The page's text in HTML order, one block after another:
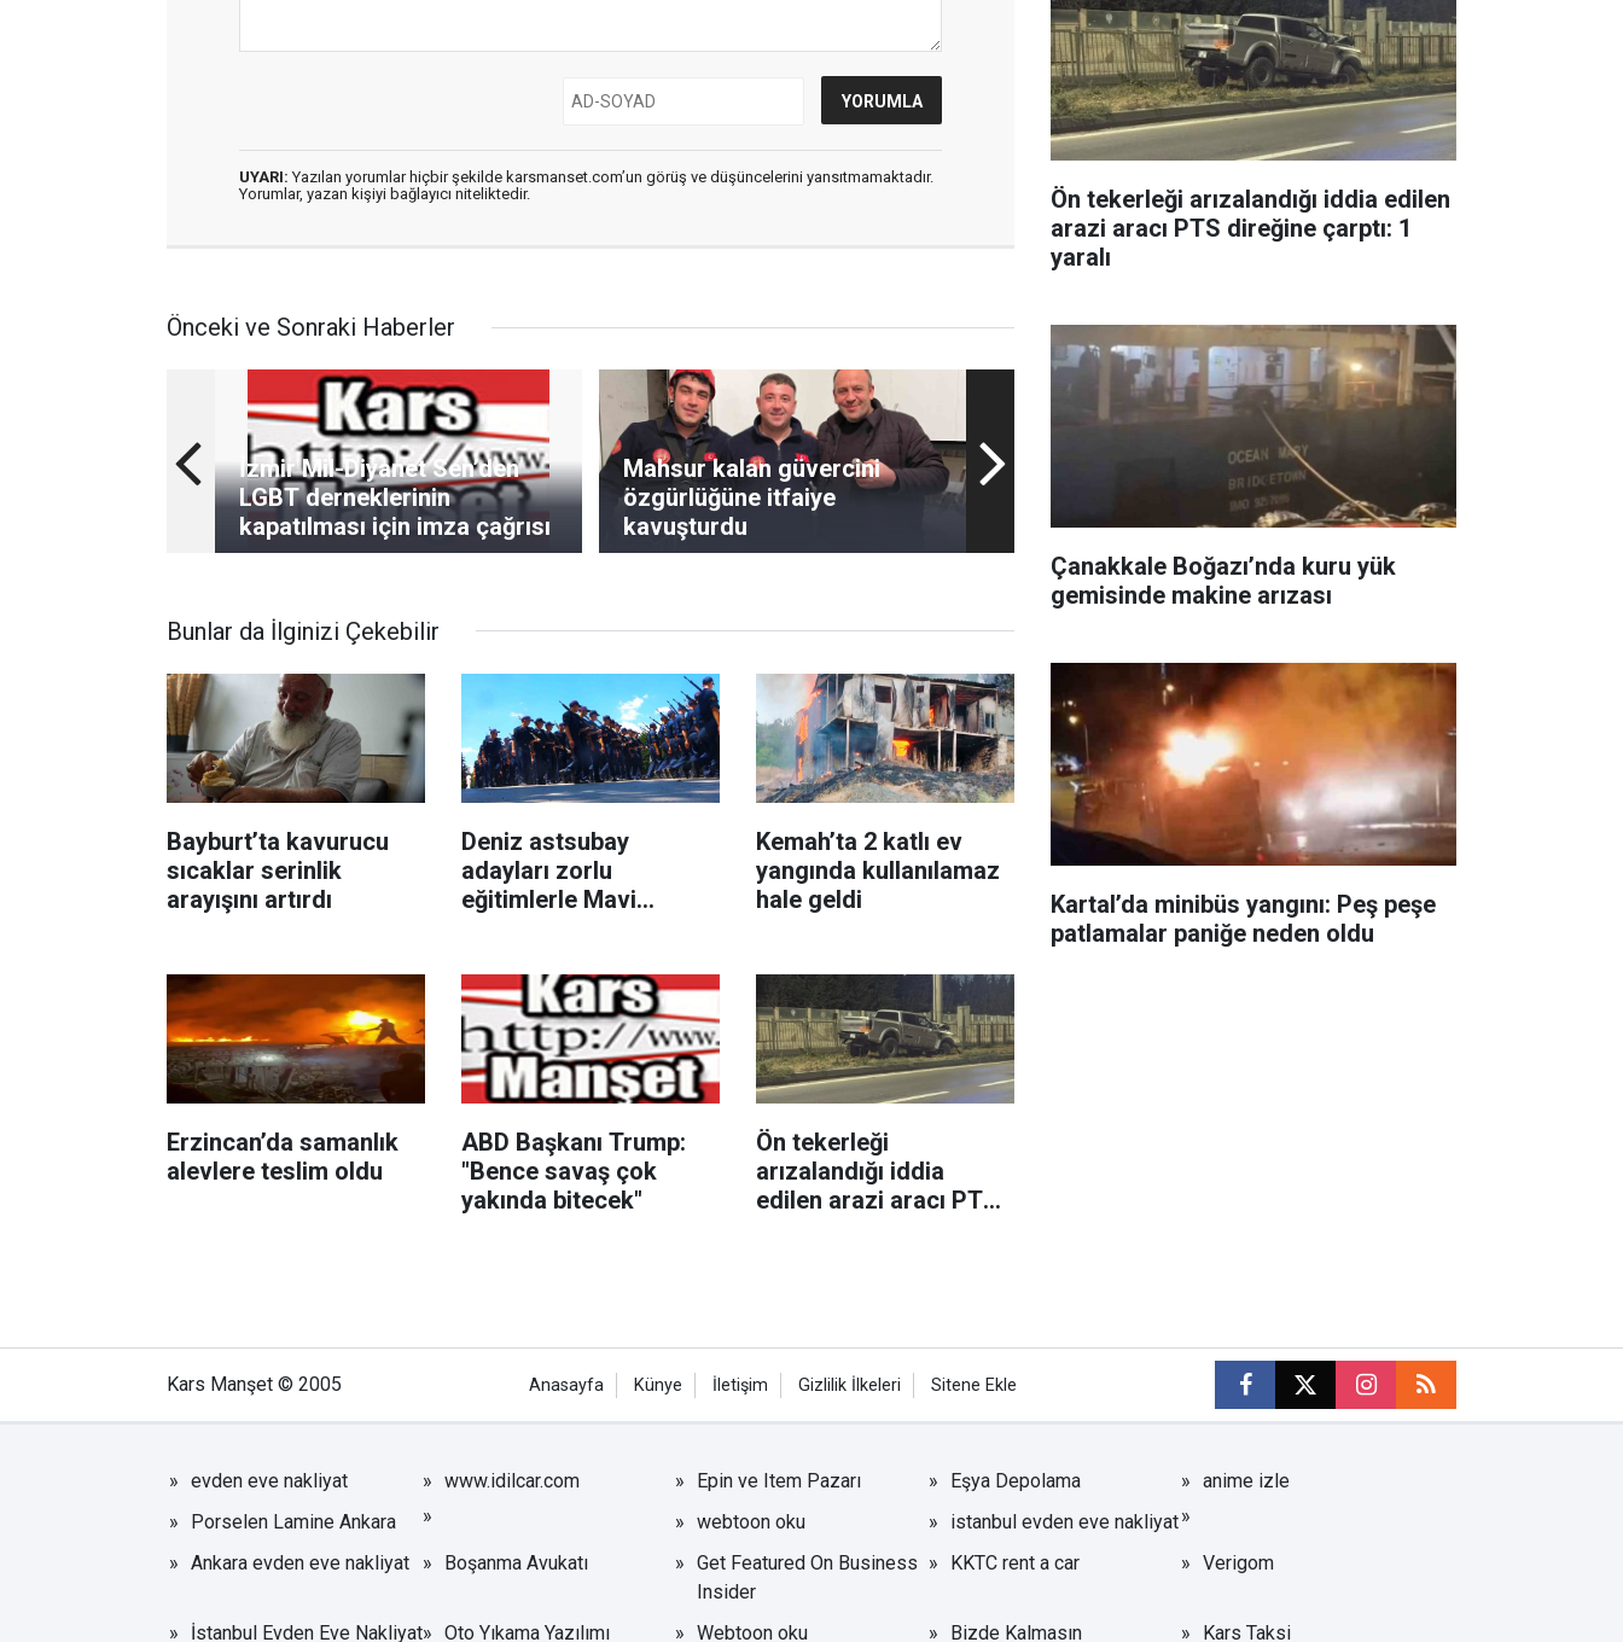
UYARI: Yazılan yorumlar hiçbir şekilde karsmanset.com’un görüş ve düşüncelerini yansıtmamaktadır.
Yorumlar, yazan kişiyi bağlayıcı niteliktedir.
Önceki ve Sonraki Haberler
İzmir Mil-Diyanet Sen’den
LGBT derneklerinin
kapatılması için imza çağrısı
Mahsur kalan güvercini
özgürlüğüne itfaiye
kavuşturdu
Bunlar da İlginizi Çekebilir
Bayburt’ta kavurucu
sıcaklar serinlik
arayışını artırdı
Deniz astsubay
adayları zorlu
eğitimlerle Mavi
Kemah’ta 2 katlı ev
yangında kullanılamaz
hale geldi
Erzincan’da samanlık
alevlere teslim oldu
ABD Başkanı Trump:
"Bence savaş çok
yakında bitecek"
Ön tekerleği
arızalandığı iddia
edilen arazi aracı PTS
Ön tekerleği arızalandığı iddia edilen
arazi aracı PTS direğine çarptı: 1
yaralı
Çanakkale Boğazı’nda kuru yük
gemisinde makine arızası
Kartal’da minibüs yangını: Peş peşe
patlamalar paniğe neden oldu
Kars Manşet © 2005 Anasayfa Künye İletişim Gizlilik İlkeleri Sitene Ekle
evden eve nakliyat www.idilcar.com Epin ve Item Pazarı Eşya Depolama
anime izle
Porselen Lamine Ankara
webtoon oku
istanbul evden eve nakliyat
Ankara evden eve nakliyat
Boşanma Avukatı
Get Featured On Business
Insider
KKTC rent a car Verigom
İstanbul Evden Eve Nakliyat Oto Yıkama Yazılımı Webtoon oku Bizde Kalmasın Kars Taksi